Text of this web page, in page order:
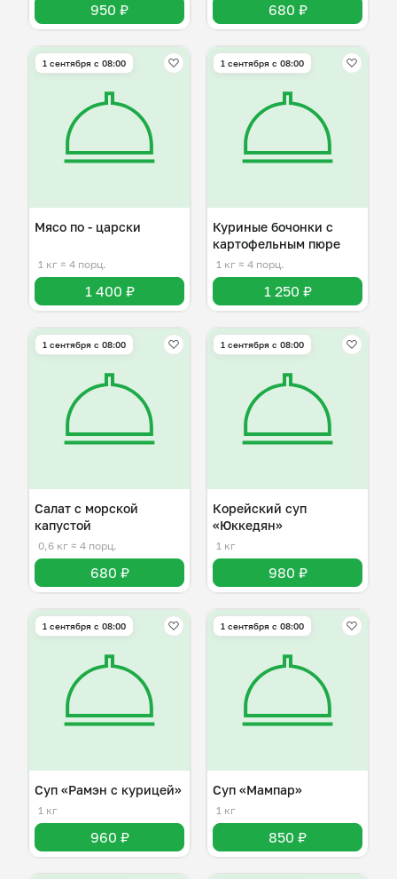
950 ₽ 680 ₽
1 сентября с 08:00
Мясо по - царски
1 кг ≈ 4 порц.
1 400 ₽
1 сентября с 08:00
Куриные бочонки с
картофельным пюре
1 кг ≈ 4 порц.
1 250 ₽
1 сентября с 08:00
Салат с морской
капустой
0,6 кг ≈ 4 порц.
680 ₽
1 сентября с 08:00
Корейский суп
«Юккедян»
1 кг
980 ₽
1 сентября с 08:00
Суп «Рамэн с курицей»
1 кг
960 ₽
1 сентября с 08:00
Суп «Мампар»
1 кг
850 ₽